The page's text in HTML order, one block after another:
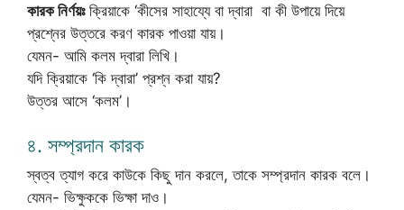
কারক নির্ণয়ঃক্রিয়াকে ‘কীসের সাহায্যে বা দ্বারা বা কী উপায়ে দিয়ে
প্রশ্নের উত্তরে করণ কারক পাওয়া যায়।
যেমন- আমি কলম দ্বারা লিখি।
যদি ক্রিয়াকে ‘কি দ্বারা’ প্রশ্ন করা যায়?
উত্তর আসে ‘কলম’।
৪. সম্প্রদান কারক
স্বত্ব ত্যাগ করে কাউকে কিছু দান করলে, তাকে সম্প্রদান কারক বলে।
যেমন- ভিক্ষুককে ভিক্ষা দাও।